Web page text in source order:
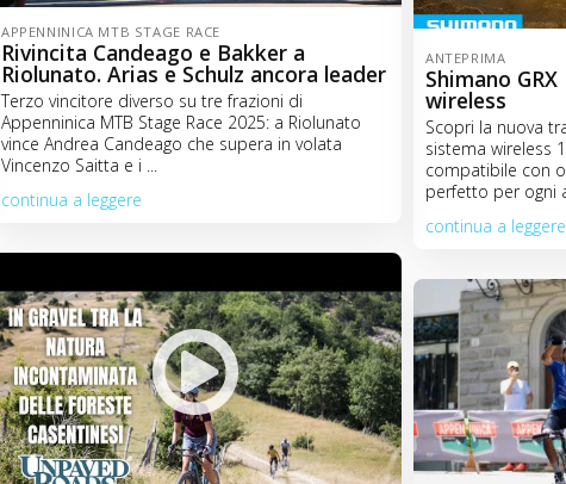
APPENNINICA MTB STAGE RACE
Rivincita Candeago e Bakker a
Riolunato. Arias e Schulz ancora leader
Terzo vincitore diverso su tre frazioni di
Appenninica MTB Stage Race 2025: a Riolunato
vince Andrea Candeago che supera in volata
Vincenzo Saitta e i ...
continua a leggere
ANTEPRIMA
Shimano
wireless
Scopri la nuova
sistema wireless
compatibile con
perfetto per ogni
continua a leggere